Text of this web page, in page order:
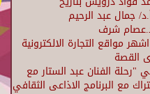
جمال عبد الرحيم
شرف
مواقع التجارة الالكترونية
القصة
"رحلة الفنان عبد الستار مع
مع البرنامج الاذاعى الثقافي